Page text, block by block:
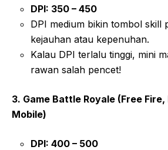
DPI: 350 – 450
DPI medium bikin tombol skill
kejauhan atau kepenuhan.
Kalau DPI terlalu tinggi, mini
rawan salah pencet!
3. Game Battle Royale (Free
Mobile)
DPI: 400 – 500